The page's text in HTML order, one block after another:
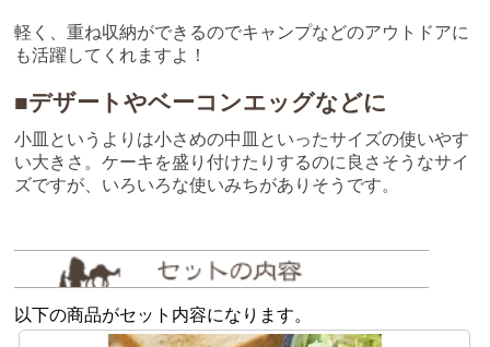
軽く、重ね収納ができるのでキャンプなどのアウトドアに
も活躍してくれますよ！
■デザートやベーコンエッグなどに
小皿というよりは小さめの中皿といったサイズの使いやす
い大きさ。ケーキを盛り付けたりするのに良さそうなサイ
ズですが、いろいろな使いみちがありそうです。
以下の商品がセット内容になります。